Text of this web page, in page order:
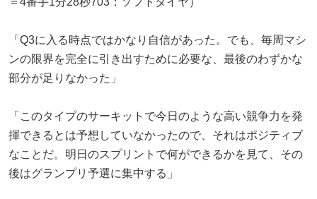
「Q3に入る時点ではかなり自信があった。でも、毎周マシ
ンの限界を完全に引き出すために必要な、最後のわずかな
部分が足りなかった」
「このタイプのサーキットで今日のような高い競争力を発
揮できるとは予想していなかったので、それはポジティブ
なことだ。明日のスプリントで何ができるかを見て、その
後はグランプリ予選に集中する」